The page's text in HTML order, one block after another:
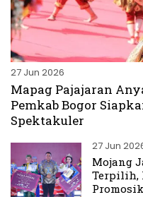
27 Jun 2026
Mapag Pajajaran
Pemkab Bogor
Spektakuler
27 Jun
Mojang
Terpilih,